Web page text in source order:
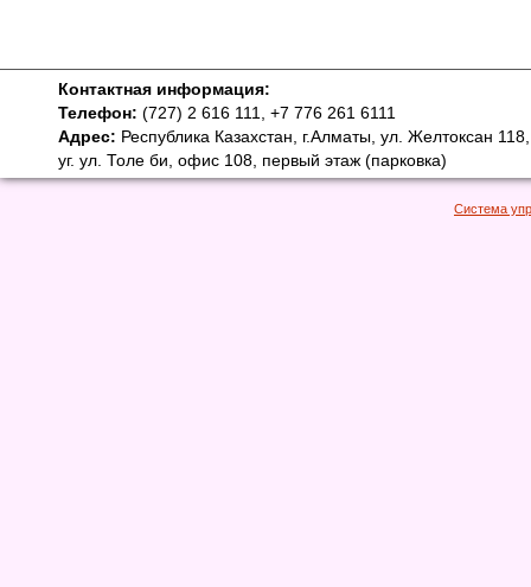
Контактная информация:
Телефон: (727) 2 616 111, +7 776 261 6111
Адрес: Республика Казахстан, г.Алматы, ул. Желтоксан 118,
уг. ул. Толе би, офис 108, первый этаж (парковка)
Система